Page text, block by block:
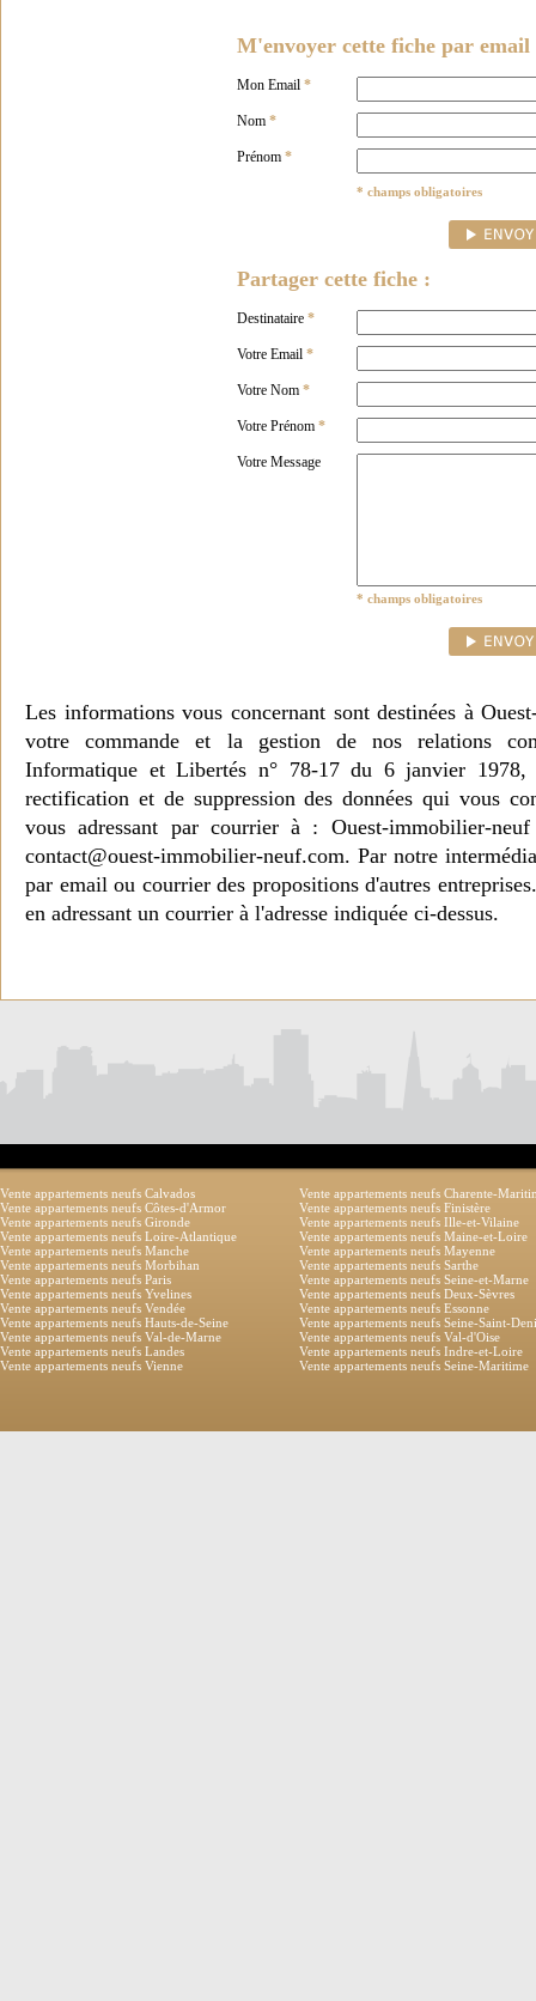
M'envoyer cette fiche par email
Mon Email *
Nom *
Prénom *
* champs obligatoires
Partager cette fiche :
Destinataire *
Votre Email *
Votre Nom *
Votre Prénom *
Votre Message
* champs obligatoires
Les informations vous concernant sont destinées à
votre commande et la gestion de nos relations
Informatique et Libertés n° 78-17 du 6 janvier 1978,
rectification et de suppression des données qui vous
vous adressant par courrier à : Ouest-immobilier-
contact@ouest-immobilier-neuf.com. Par notre
par email ou courrier des propositions d'autres
en adressant un courrier à l'adresse indiquée ci-dessus.
Vente appartements neufs Calvados
Vente appartements neufs Charente-
Vente appartements neufs Côtes-d'Armor
Vente appartements neufs Finistère
Vente appartements neufs Gironde
Vente appartements neufs Ille-et-Vilaine
Vente appartements neufs Loire-Atlantique
Vente appartements neufs Maine-et-Loire
Vente appartements neufs Manche
Vente appartements neufs Mayenne
Vente appartements neufs Morbihan
Vente appartements neufs Sarthe
Vente appartements neufs Paris
Vente appartements neufs Seine-et-Marne
Vente appartements neufs Yvelines
Vente appartements neufs Deux-Sèvres
Vente appartements neufs Vendée
Vente appartements neufs Essonne
Vente appartements neufs Hauts-de-Seine
Vente appartements neufs Seine-Saint-
Vente appartements neufs Val-de-Marne
Vente appartements neufs Val-d'Oise
Vente appartements neufs Landes
Vente appartements neufs Indre-et-Loire
Vente appartements neufs Vienne
Vente appartements neufs Seine-Maritime